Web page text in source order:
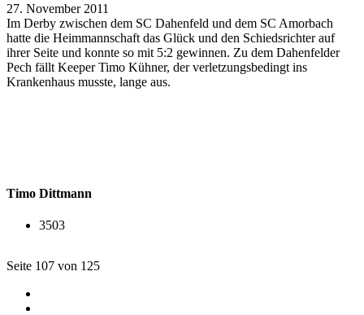
27. November 2011
Im Derby zwischen dem SC Dahenfeld und dem SC Amorbach
hatte die Heimmannschaft das Glück und den Schiedsrichter auf
ihrer Seite und konnte so mit 5:2 gewinnen. Zu dem Dahenfelder
Pech fällt Keeper Timo Kühner, der verletzungsbedingt ins
Krankenhaus musste, lange aus.
Timo Dittmann
3503
Seite 107 von 125